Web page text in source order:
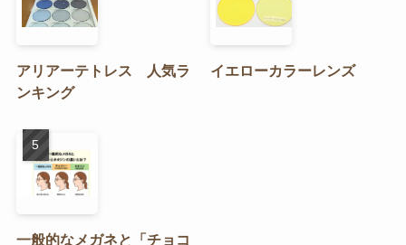
アリアーテトレス 人気ラ
ンキング
イエローカラーレンズ
一般的なメガネと「チョコ